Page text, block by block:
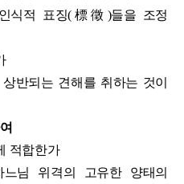
식적 표징(標徵)들을 조정
반되는 견해를 취하는 것이
적합한가
느님 위격의 고유한 양태의